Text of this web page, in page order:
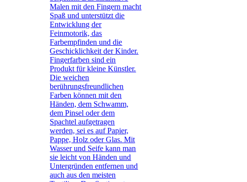
Malen mit den Fingern macht
Spaß und unterstützt die
Entwicklung der
Feinmotorik, das
Farbempfinden und die
Geschicklichkeit der Kinder.
Fingerfarben sind ein
Produkt für kleine Künstler.
Die weichen
berührungsfreundlichen
Farben können mit den
Händen, dem Schwamm,
dem Pinsel oder dem
Spachtel aufgetragen
werden, sei es auf Papier,
Pappe, Holz oder Glas. Mit
Wasser und Seife kann man
sie leicht von Händen und
Untergründen entfernen und
auch aus den meisten